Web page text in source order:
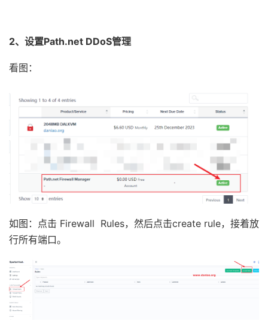
2、设置Path.net DDoS管理
看图：
如图：点击 Firewall Rules，然后点击create rule，接着放
行所有端口。